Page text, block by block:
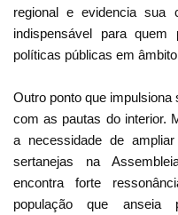
regional e evidencia sua
indispensável para
políticas públicas em
Outro ponto que impulsiona
com as pautas do interior.
a necessidade de
sertanejas na
encontra forte
população que anseia